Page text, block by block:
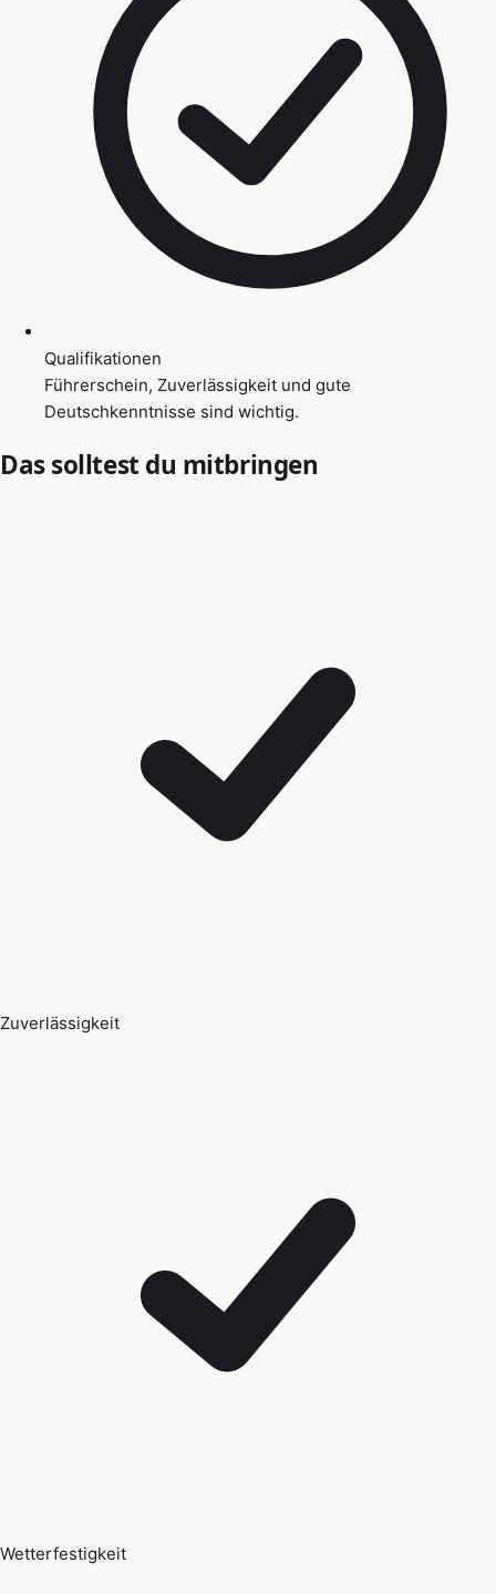
Qualifikationen
Führerschein, Zuverlässigkeit und gute
Deutschkenntnisse sind wichtig.
Das solltest du mitbringen
Zuverlässigkeit
Wetterfestigkeit